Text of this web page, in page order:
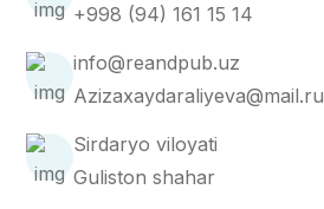
+998 (94) 161 15 14
info@reandpub.uz
Azizaxaydaraliyeva@mail.ru
Sirdaryo viloyati
Guliston shahar